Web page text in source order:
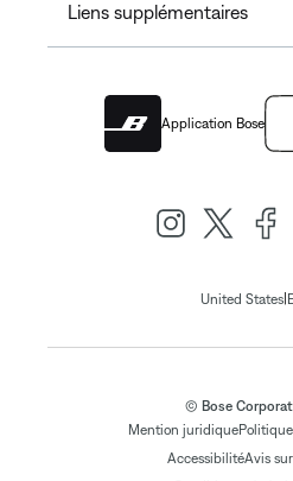
Liens supplémentaires
Application Bose
United States|
© Bose
Mention juridique
AccessibilitéAvis